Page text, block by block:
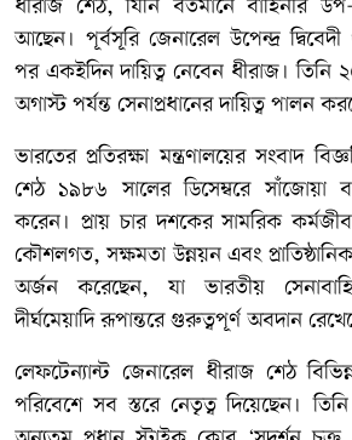
ধীরাজ শেঠ, যিনি বর্তমানে বাহিনীর
আছেন। পূর্বসূরি জেনারেল উপেন্দ্র
পর একইদিন দায়িত্ব নেবেন ধীরাজ। তিনি
অগাস্ট পর্যন্ত সেনাপ্রধানের দায়িত্ব পালন
ভারতের প্রতিরক্ষা মন্ত্রণালয়ের সংবাদ
শেঠ ১৯৮৬ সালের ডিসেম্বরে সাঁজোয়া
করেন। প্রায় চার দশকের সামরিক
কৌশলগত, সক্ষমতা উন্নয়ন এবং
অর্জন করেছেন, যা ভারতীয়
দীর্ঘমেয়াদি রূপান্তরে গুরুত্বপূর্ণ অবদান
লেফটেন্যান্ট জেনারেল ধীরাজ শেঠ
পরিবেশে সব স্তরে নেতৃত্ব দিয়েছেন।